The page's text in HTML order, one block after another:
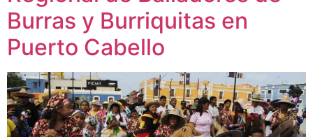
Burras y Burriquitas en
Puerto Cabello